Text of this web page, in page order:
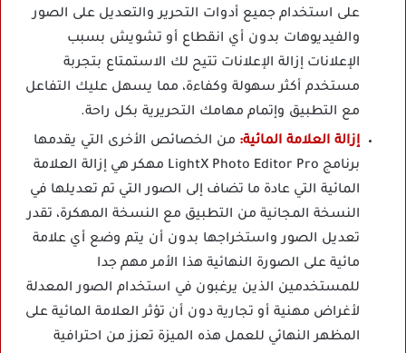
على استخدام جميع أدوات التحرير والتعديل على الصور
والفيديوهات بدون أي انقطاع أو تشويش بسبب
الإعلانات إزالة الإعلانات تتيح لك الاستمتاع بتجربة
مستخدم أكثر سهولة وكفاءة، مما يسهل عليك التفاعل
مع التطبيق وإتمام مهامك التحريرية بكل راحة.
إزالة العلامة المائية: من الخصائص الأخرى التي يقدمها
برنامج LightX Photo Editor Pro مهكر هي إزالة العلامة
المائية التي عادة ما تضاف إلى الصور التي تم تعديلها في
النسخة المجانية من التطبيق مع النسخة المهكرة، تقدر
تعديل الصور واستخراجها بدون أن يتم وضع أي علامة
مائية على الصورة النهائية هذا الأمر مهم جدا
للمستخدمين الذين يرغبون في استخدام الصور المعدلة
لأغراض مهنية أو تجارية دون أن تؤثر العلامة المائية على
المظهر النهائي للعمل هذه الميزة تعزز من احترافية